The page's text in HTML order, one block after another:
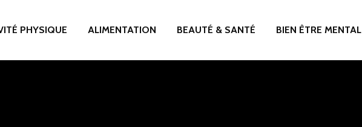
PHYSIQUE ALIMENTATION BEAUTÉ & SANTÉ BIEN ÊTRE MENTAL